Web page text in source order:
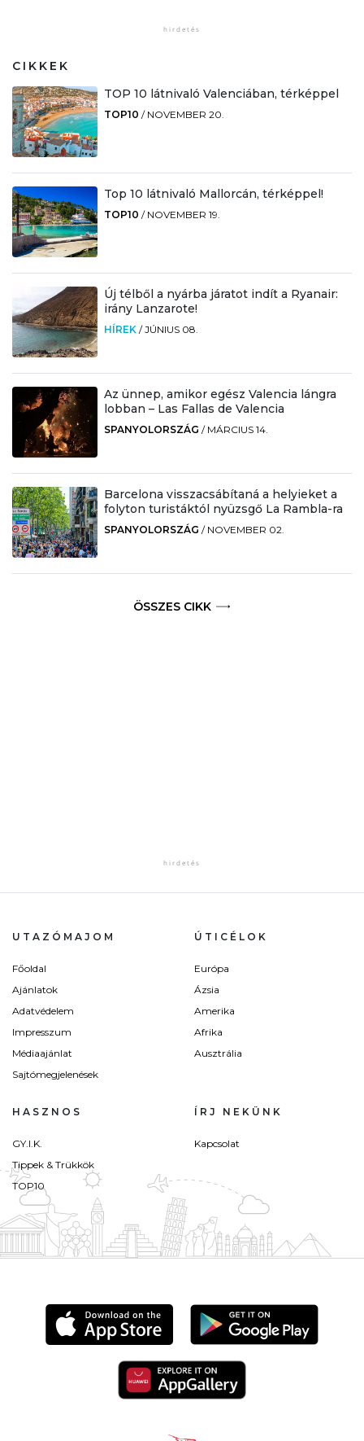
CIKKEK
TOP 10 látnivaló Valenciában, térképpel
TOP10 / NOVEMBER 20.
Top 10 látnivaló Mallorcán, térképpel!
TOP10 / NOVEMBER 19.
Új télből a nyárba járatot indít a Ryanair:
irány Lanzarote!
HÍREK /JÚNIUS 08.
Az ünnep, amikor egész Valencia lángra
lobban – Las Fallas de Valencia
SPANYOLORSZÁG / MÁRCIUS 14.
Barcelona visszacsábítaná a helyieket a
folyton turistáktól nyüzsgő La Rambla-ra
SPANYOLORSZÁG / NOVEMBER 02.
ÖSSZES CIKK
UTAZÓMAJOM
Főoldal
Ajánlatok
Adatvédelem
Impresszum
Médiaajánlat
Sajtómegjelenések
ÚTICÉLOK
Európa
Ázsia
Amerika
Afrika
Ausztrália
HASZNOS
GY.I.K.
Tippek & Trükkök
TOP10
ÍRJ NEKÜNK
Kapcsolat